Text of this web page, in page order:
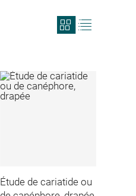
View
search
format
Étude de cariatide ou